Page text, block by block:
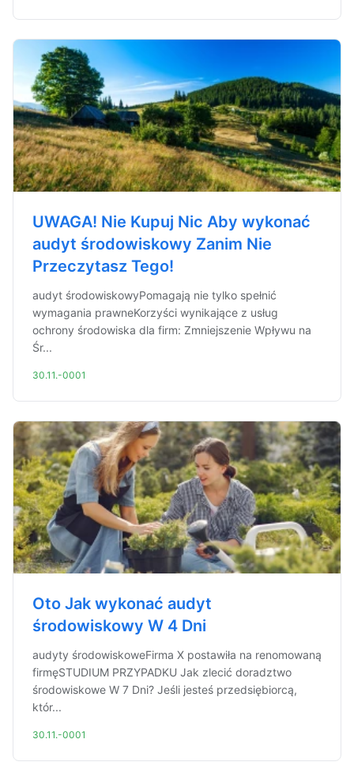
UWAGA! Nie Kupuj Nic Aby wykonać
audyt środowiskowy Zanim Nie
Przeczytasz Tego!
audyt środowiskowyPomagają nie tylko spełnić
wymagania prawneKorzyści wynikające z usług
ochrony środowiska dla firm: Zmniejszenie Wpływu na
Śr...
30.11.-0001
Oto Jak wykonać audyt
środowiskowy W 4 Dni
audyty środowiskoweFirma X postawiła na renomowaną
firmęSTUDIUM PRZYPADKU Jak zlecić doradztwo
środowiskowe W 7 Dni? Jeśli jesteś przedsiębiorcą,
któr...
30.11.-0001